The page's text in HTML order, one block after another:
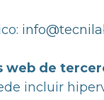
web de
incluir